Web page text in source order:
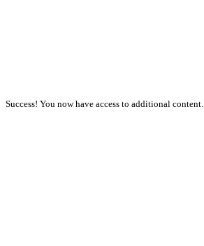
Success! You now have access to additional content.